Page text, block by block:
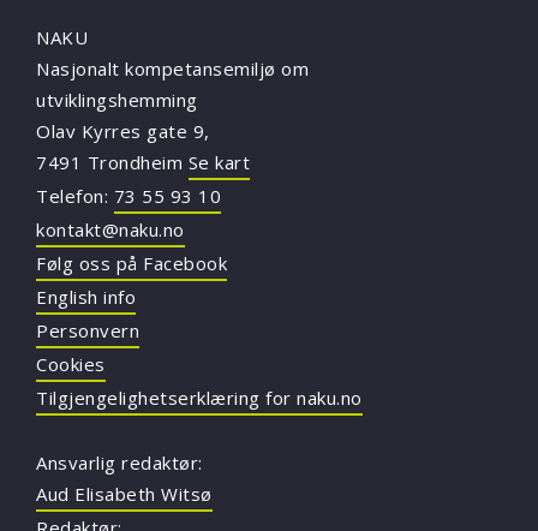
NAKU
Nasjonalt kompetansemiljø om
utviklingshemming
Olav Kyrres gate 9,
7491 Trondheim Se kart
Telefon: 73 55 93 10
kontakt@naku.no
Følg oss på Facebook
English info
Personvern
Cookies
Tilgjengelighetserklæring for naku.no
Ansvarlig redaktør:
Aud Elisabeth Witsø